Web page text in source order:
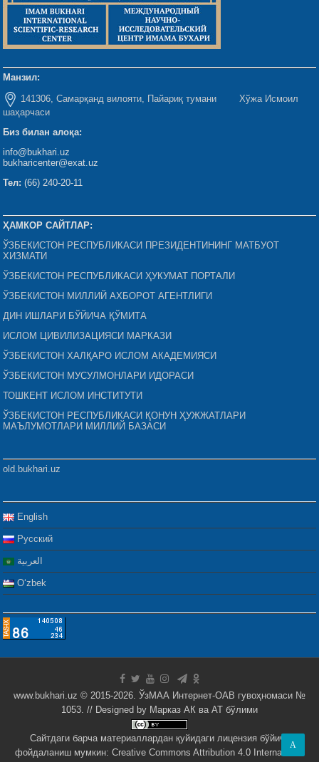
Манзил:
141306, Самарқанд вилояти, Пайариқ тумани Хўжа Исмоил
шаҳарчаси
Биз билан алоқа:
info@bukhari.uz
bukharicenter@exat.uz
Тел: (66) 240-20-11
ҲАМКОР САЙТЛАР:
ЎЗБЕКИСТОН РЕСПУБЛИКАСИ ПРЕЗИДЕНТИНИНГ МАТБУОТ
ХИЗМАТИ
ЎЗБЕКИСТОН РЕСПУБЛИКАСИ ҲУКУМАТ ПОРТАЛИ
ЎЗБЕКИСТОН МИЛЛИЙ АХБОРОТ АГЕНТЛИГИ
ДИН ИШЛАРИ БЎЙИЧА ҚЎМИТА
ИСЛОМ ЦИВИЛИЗАЦИЯСИ МАРКАЗИ
ЎЗБЕКИСТОН ХАЛҚАРО ИСЛОМ АКАДЕМИЯСИ
ЎЗБЕКИСТОН МУСУЛМОНЛАРИ ИДОРАСИ
ТОШКЕНТ ИСЛОМ ИНСТИТУТИ
ЎЗБЕКИСТОН РЕСПУБЛИКАСИ ҚОНУН ҲУЖЖАТЛАРИ
МАЪЛУМОТЛАРИ МИЛЛИЙ БАЗАСИ
old.bukhari.uz
English
Русский
العربية
Oʻzbek
www.bukhari.uz © 2015-2026. ЎзМАА Интернет-ОАВ гувоҳномаси №
1053. // Designed by Марказ АК ва АТ бўлими
Сайтдаги барча материаллардан қуйидаги лицензия бўйича
фойдаланиш мумкин: Creative Commons Attribution 4.0 International
A